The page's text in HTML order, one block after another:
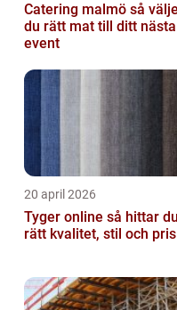
Catering malmö så väljer
du rätt mat till ditt nästa
event
20 april 2026
Tyger online så hittar du
rätt kvalitet, stil och pris